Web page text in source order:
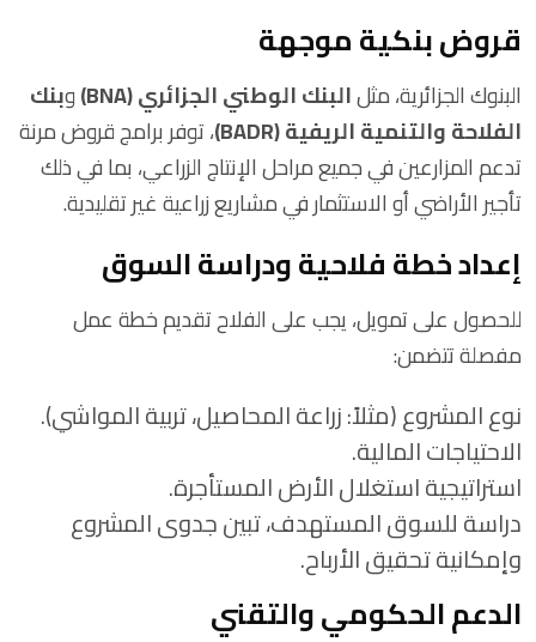
قروض بنكية موجهة
البنوك الجزائرية، مثلالبنك الوطني الجزائري (BNA) وبنك
الفلاحة والتنمية الريفية (BADR)
، توفر برامج قروض مرنة
تدعم المزارعين في جميع مراحل الإنتاج الزراعي، بما في ذلك
تأجير الأراضي أو الاستثمار في مشاريع زراعية غير تقليدية.
إعداد خطة فلاحية ودراسة السوق
للحصول على تمويل، يجب على الفلاح تقديم خطة عمل
مفصلة تتضمن:
نوع المشروع (مثلاً: زراعة المحاصيل، تربية المواشي).
الاحتياجات المالية.
استراتيجية استغلال الأرض المستأجرة.
دراسة للسوق المستهدف، تبين جدوى المشروع
وإمكانية تحقيق الأرباح.
الدعم الحكومي والتقني